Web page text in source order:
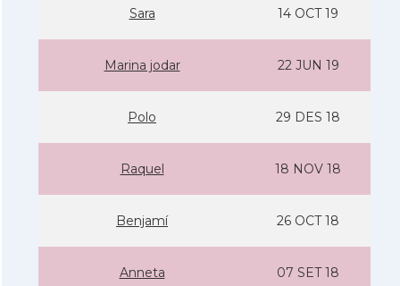
Sara 14 OCT 19
Marina jodar 22 JUN 19
Polo 29 DES 18
Raquel 18 NOV 18
Benjamí­ 26 OCT 18
Anneta 07 SET 18